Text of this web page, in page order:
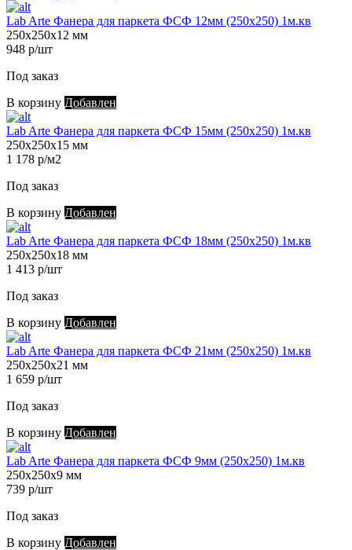
Lab Arte Фанера для паркета ФСФ 12мм (250х250) 1м.кв
250х250х12 мм
948 р/шт
Под заказ
В корзину Добавлен
Lab Arte Фанера для паркета ФСФ 15мм (250х250) 1м.кв
250х250х15 мм
1 178 р/м2
Под заказ
В корзину Добавлен
Lab Arte Фанера для паркета ФСФ 18мм (250х250) 1м.кв
250х250х18 мм
1 413 р/шт
Под заказ
В корзину Добавлен
Lab Arte Фанера для паркета ФСФ 21мм (250х250) 1м.кв
250х250х21 мм
1 659 р/шт
Под заказ
В корзину Добавлен
Lab Arte Фанера для паркета ФСФ 9мм (250х250) 1м.кв
250х250х9 мм
739 р/шт
Под заказ
В корзину Добавлен